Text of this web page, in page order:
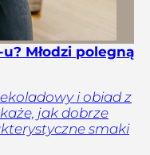
Młodzi polegną
i obiad z
jak dobrze
smaki